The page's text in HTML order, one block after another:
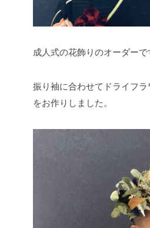
成人式の花飾りのオーダーで
振り袖に合わせてドライフ
をお作りしました。